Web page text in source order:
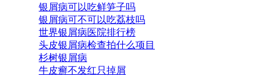
银屑病可以吃鲜笋子吗
银屑病可不可以吃荔枝吗
世界银屑病医院排行榜
头皮银屑病检查拍什么项目
杉树银屑病
牛皮癣不发红只掉屑